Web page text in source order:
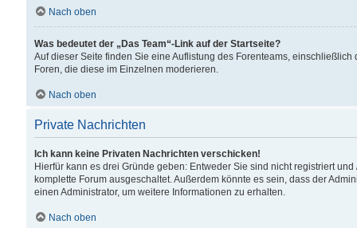
Nach oben
Was bedeutet der „Das Team“-Link auf der Startseite?
Auf dieser Seite finden Sie eine Auflistung des Forenteams,
Foren, die diese im Einzelnen moderieren.
Nach oben
Private Nachrichten
Ich kann keine Privaten Nachrichten verschicken!
Hierfür kann es drei Gründe geben: Entweder Sie sind nicht registriert
komplette Forum ausgeschaltet. Außerdem könnte es sein, dass der
einen Administrator, um weitere Informationen zu erhalten.
Nach oben